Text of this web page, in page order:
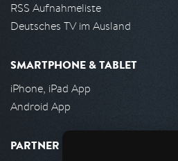
RSS Aufnahmeliste
Deutsches TV im Ausland
SMARTPHONE & TABLET
iPhone, iPad App
Android App
PARTNER